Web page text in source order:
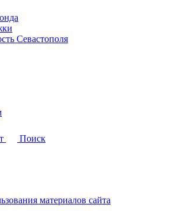
Севастополя
Поиск
материалов сайта